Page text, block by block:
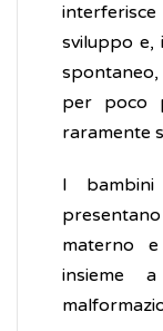
sviluppo e,
per poco
raramente
I
materno
insieme